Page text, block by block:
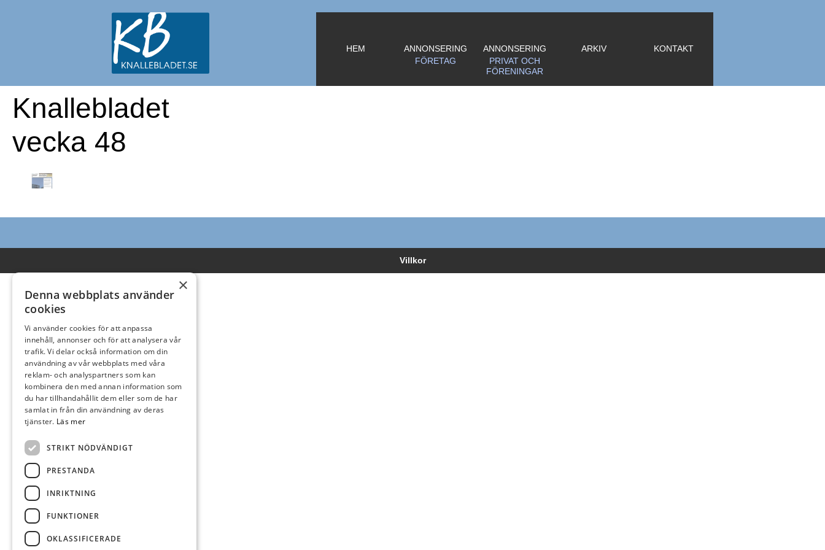
HEM
ANNONSERING
FÖRETAG
ANNONSERING
PRIVAT OCH
FÖRENINGAR
ARKIV KONTAKT
Knallebladet
vecka 48
Villkor
×
Denna webbplats använder
cookies
Vi använder cookies för att anpassa
innehåll, annonser och för att analysera vår
trafik. Vi delar också information om din
användning av vår webbplats med våra
reklam- och analyspartners som kan
kombinera den med annan information som
du har tillhandahållit dem eller som de har
samlat in från din användning av deras
tjänster. Läs mer
STRIKT NÖDVÄNDIGT
PRESTANDA
INRIKTNING
FUNKTIONER
OKLASSIFICERADE